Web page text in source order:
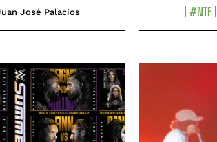
José Palacios #NTF